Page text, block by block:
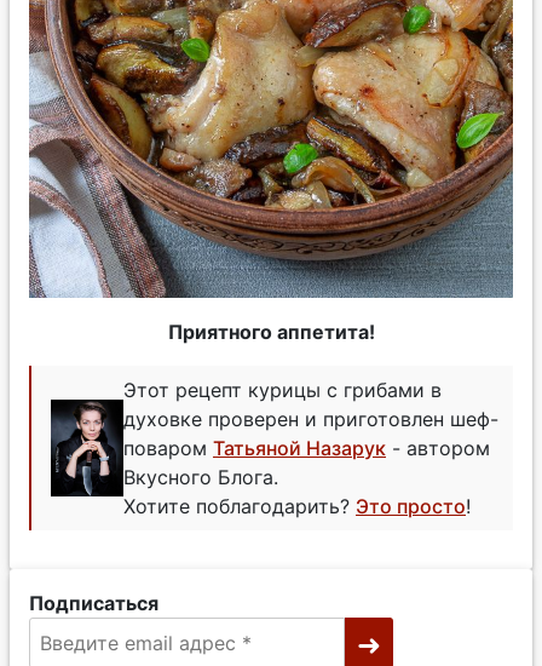
Приятного аппетита!
Этот рецепт курицы с грибами в
духовке проверен и приготовлен шеф-
поваром Татьяной Назарук - автором
Вкусного Блога.
Хотите поблагодарить? Это просто!
Подписаться